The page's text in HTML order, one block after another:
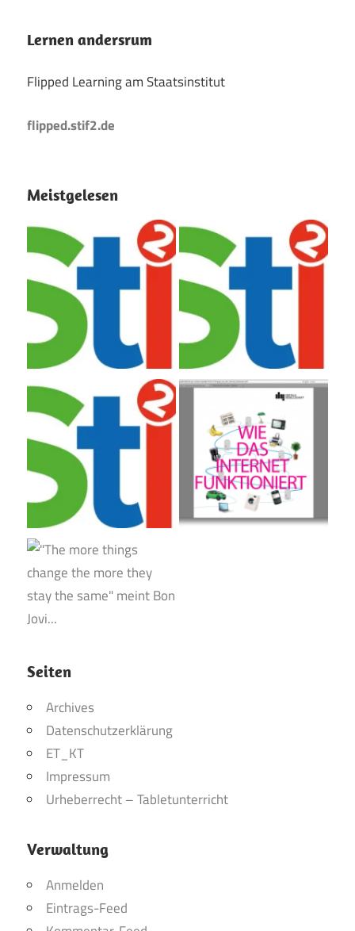
Lernen andersrum
Flipped Learning am Staatsinstitut
flipped.stif2.de
Meistgelesen
Seiten
Archives
Datenschutzerklärung
ET_KT
Impressum
Urheberrecht – Tabletunterricht
Verwaltung
Anmelden
Eintrags-Feed